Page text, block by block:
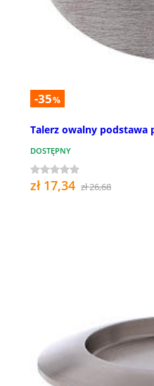
-35%
Talerz owalny podstawa
DOSTĘPNY
zł 17,34 zł 26,68